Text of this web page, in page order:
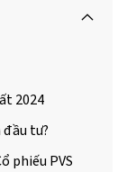
2024
tư?
phiếu PVS